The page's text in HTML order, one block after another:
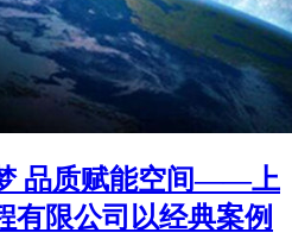
品质赋能空间——上
有限公司以经典案例